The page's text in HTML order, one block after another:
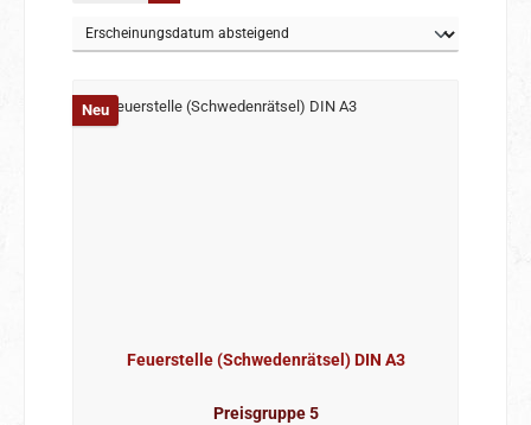
Neu
Feuerstelle (Schwedenrätsel) DIN A3
Preisgruppe 5